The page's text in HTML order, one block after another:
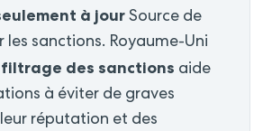
à jour Source de
les sanctions. Royaume-Uni
des sanctions aide
à éviter de graves
réputation et des